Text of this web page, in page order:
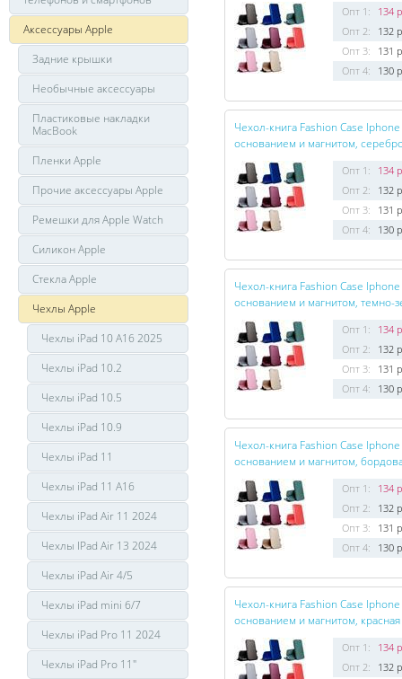
Аксессуары Apple
Задние крышки
Необычные аксессуары
Пластиковые накладки
MacBook
Пленки Apple
Прочие аксессуары Apple
Ремешки для Apple Watch
Силикон Apple
Стекла Apple
Чехлы Apple
Чехлы iPad 10 A16 2025
Чехлы iPad 10.2
Чехлы iPad 10.5
Чехлы iPad 10.9
Чехлы iPad 11
Чехлы iPad 11 A16
Чехлы iPad Air 11 2024
Чехлы IPad Air 13 2024
Чехлы iPad Air 4/5
Чехлы iPad mini 6/7
Чехлы iPad Pro 11 2024
Чехлы iPad Pro 11"
Опт 1:
134
Опт 2:
132
Опт 3:
131
Опт 4:
130
Чехол-книга Fashion Case
основанием и магнитом,
Опт 1:
134
Опт 2:
132
Опт 3:
131
Опт 4:
130
Чехол-книга Fashion Case
основанием и магнитом, темно-
Опт 1:
134
Опт 2:
132
Опт 3:
131
Опт 4:
130
Чехол-книга Fashion Case
основанием и магнитом,
Опт 1:
134
Опт 2:
132
Опт 3:
131
Опт 4:
130
Чехол-книга Fashion Case
основанием и магнитом, красная
Опт 1:
134
Опт 2:
132